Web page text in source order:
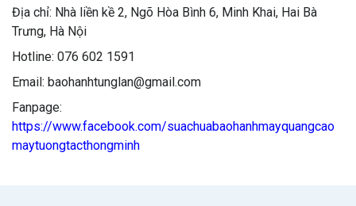
Địa chỉ: Nhà liền kề 2, Ngõ Hòa Bình 6, Minh Khai, Hai Bà
Trưng, Hà Nội
Hotline: 076 602 1591
Email: baohanhtunglan@gmail.com
Fanpage:
https://www.facebook.com/suachuabaohanhmayquangcao
maytuongtacthongminh